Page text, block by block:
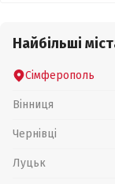
Найбільші
Сімферополь
Вінниця
Чернівці
Луцьк